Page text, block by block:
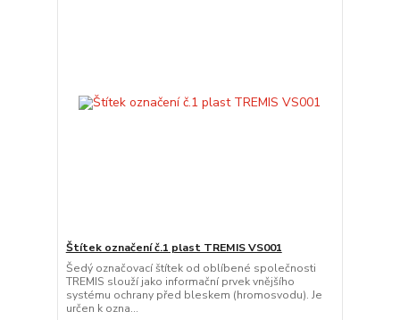
Štítek označení č.1 plast TREMIS VS001
Šedý označovací štítek od oblíbené společnosti
TREMIS slouží jako informační prvek vnějšího
systému ochrany před bleskem (hromosvodu). Je
určen k ozna...